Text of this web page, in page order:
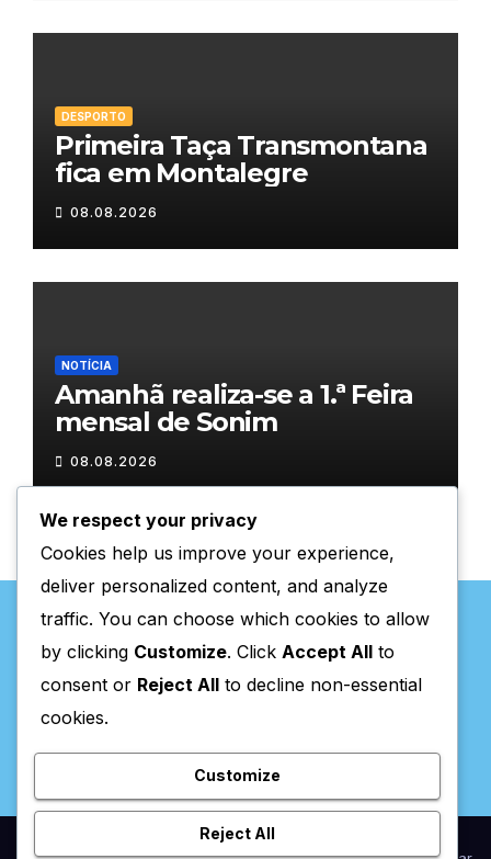
DESPORTO
Primeira Taça Transmontana
fica em Montalegre
08.08.2026
NOTÍCIA
Amanhã realiza-se a 1.ª Feira
mensal de Sonim
08.08.2026
Valpaços Online
We respect your privacy
Cookies help us improve your experience,
deliver personalized content, and analyze
traffic. You can choose which cookies to allow
by clicking Customize. Click Accept All to
consent or Reject All to decline non-essential
cookies.
Customize
Reject All